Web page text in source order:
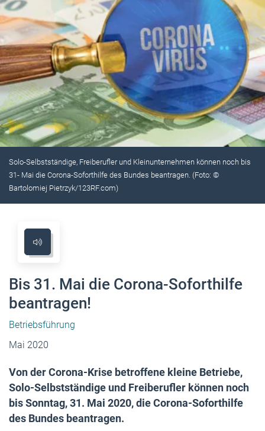
Solo-Selbstständige, Freiberufler und Kleinunternehmen können noch bis
31- Mai die Corona-Soforthilfe des Bundes beantragen. (Foto: ©
Bartolomiej Pietrzyk/123RF.com)
Bis 31. Mai die Corona-Soforthilfe
beantragen!
Betriebsführung
Mai 2020
Von der Corona-Krise betroffene kleine Betriebe,
Solo-Selbstständige und Freiberufler können noch
bis Sonntag, 31. Mai 2020, die Corona-Soforthilfe
des Bundes beantragen.